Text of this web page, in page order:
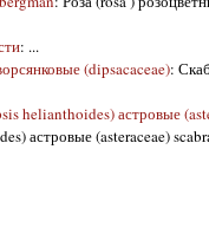
: ...
(dipsacaceae):
helianthoides) астровые
астровые (asteraceae)